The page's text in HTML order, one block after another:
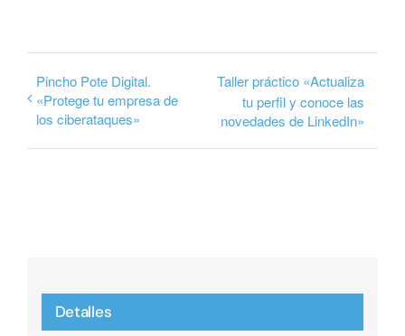
Pincho Pote Digital.
«Protege tu empresa de
los ciberataques»
Taller práctico «Actualiza
tu perfil y conoce las
novedades de LinkedIn»
Detalles